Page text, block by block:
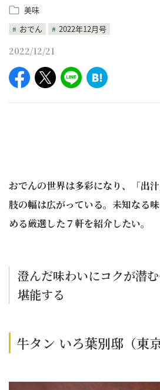
美味
おでん
2022年12月号
2022/12/21
おでんの世界は多彩になり、「出
肢の幅は広がっている。未知なる
める厳選した７軒を紹介したい。
澄んだ味わいにコクが潜
堪能する
牛タン いろ葉別邸（東